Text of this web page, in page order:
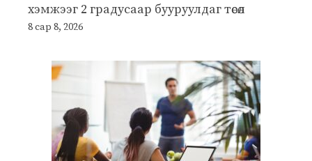
хэмжээг 2 градусаар бууруулдаг төсөл
8 сар 8, 2026